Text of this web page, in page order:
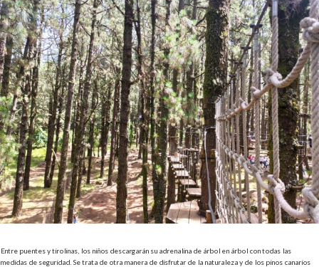
Entre puentes y tirolinas, los niños descargarán su adrenalina de árbol en árbol con todas las
medidas de seguridad. Se trata de otra manera de disfrutar de la naturaleza y de los pinos canarios